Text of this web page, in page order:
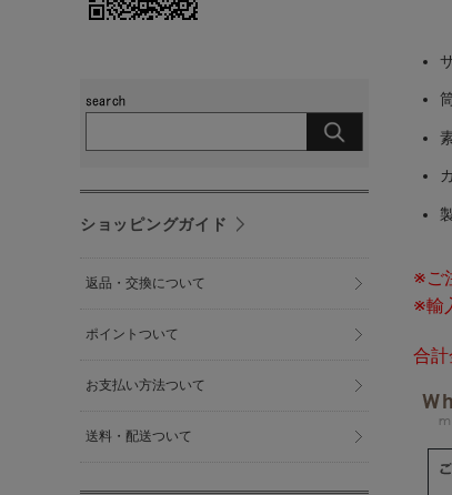
※ご
※輸
合
ショッピングガイド
返品・交換について
ポイントついて
お支払い方法ついて
送料・配送ついて